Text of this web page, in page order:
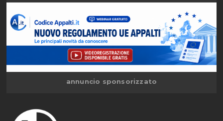
annuncio sponsorizzato